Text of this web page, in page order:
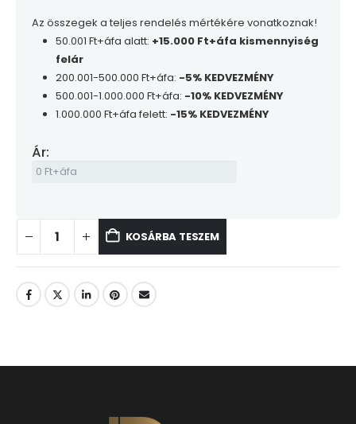
Az összegek a teljes rendelés mértékére vonatkoznak!
50.001 Ft+áfa alatt: +15.000 Ft+áfa kismennyiség
felár
200.001-500.000 Ft+áfa: -5% KEDVEZMÉNY
500.001-1.000.000 Ft+áfa: -10% KEDVEZMÉNY
1.000.000 Ft+áfa felett: -15% KEDVEZMÉNY
Ár:
KOSÁRBA TESZEM